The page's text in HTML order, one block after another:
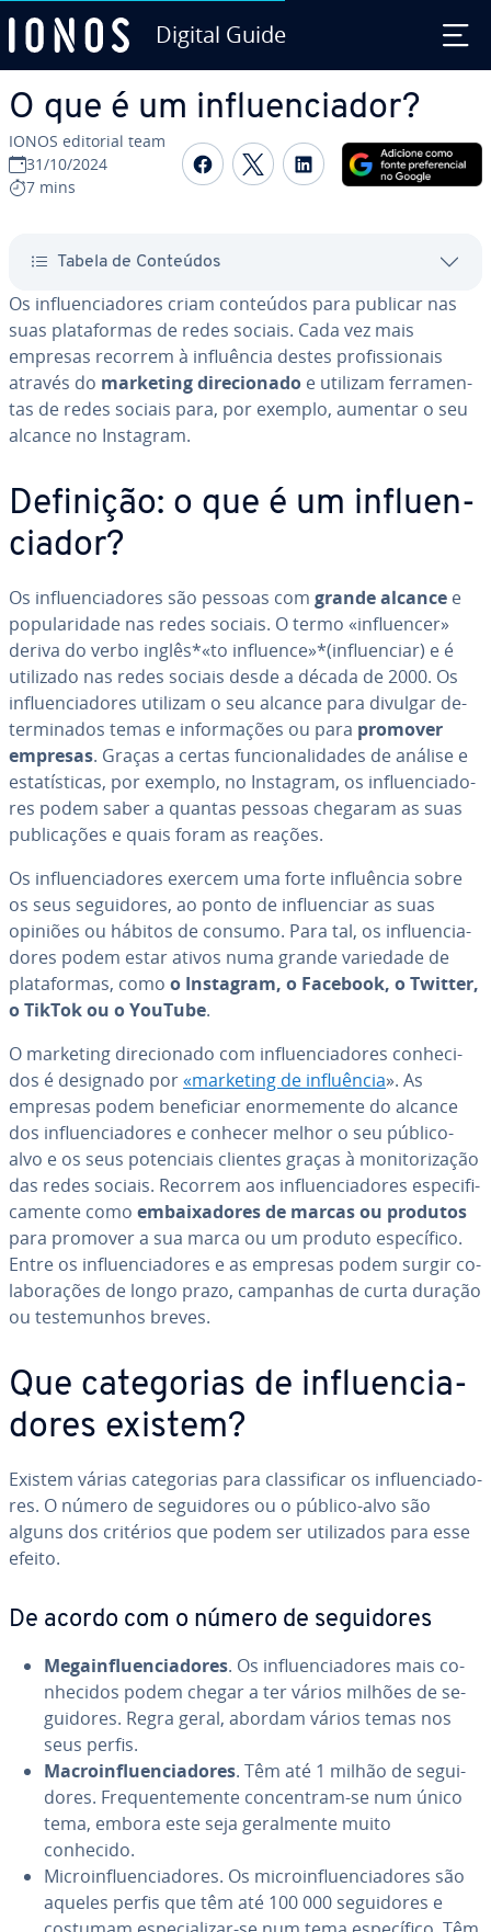
Digital Guide
O que é um in­flu­en­ci­a­dor?
IONOS editorial team
31/10/2024
7 mins
Com­par­ti­lhar no
Com­par­ti­lhar no
Com­par­ti­lhar
Tabela de Conteúdos
Os in­flu­en­ci­a­do­res criam conteúdos para publicar nas
suas pla­ta­for­mas de redes sociais. Cada vez mais
empresas recorrem à in­fluên­cia destes pro­fis­si­o­nais
através do marketing di­re­ci­o­nado e utilizam fer­ra­men­
tas de redes sociais para, por exemplo, aumentar o seu
alcance no Instagram.
Definição: o que é um in­flu­en­
ci­a­dor?
Os in­flu­en­ci­a­do­res são pessoas com grande alcance e
po­pu­la­ri­dade nas redes sociais. O termo «in­flu­en­cer»
deriva do verbo inglês*«to influence»*(in­flu­en­ciar) e é
utilizado nas redes sociais desde a década de 2000. Os
in­flu­en­ci­a­do­res utilizam o seu alcance para divulgar de­
ter­mi­na­dos temas e in­for­ma­ções ou para promover
empresas. Graças a certas fun­ci­o­na­li­da­des de análise e
es­ta­tís­ti­cas, por exemplo, no Instagram, os in­flu­en­ci­a­do­
res podem saber a quantas pessoas chegaram as suas
pu­bli­ca­ções e quais foram as reações.
Os in­flu­en­ci­a­do­res exercem uma forte in­fluên­cia sobre
os seus se­gui­do­res, ao ponto de in­flu­en­ciar as suas
opiniões ou hábitos de consumo. Para tal, os in­flu­en­ci­a­
do­res podem estar ativos numa grande variedade de
pla­ta­for­mas, como o Instagram, o Facebook, o Twitter,
o TikTok ou o YouTube.
O marketing di­re­ci­o­nado com in­flu­en­ci­a­do­res co­nhe­ci­
dos é designado por«marketing de in­fluên­cia». As
empresas podem be­ne­fi­ciar enor­me­mente do alcance
dos in­flu­en­ci­a­do­res e conhecer melhor o seu público-
alvo e os seus po­ten­ci­ais clientes graças à mo­ni­to­ri­za­ção
das redes sociais. Recorrem aos in­flu­en­ci­a­do­res es­pe­ci­fi­
ca­mente como em­bai­xa­do­res de marcasou produtos
para promover a sua marca ou um produto es­pe­cí­fico.
Entre os in­flu­en­ci­a­do­res e as empresas podem surgir co­
la­bo­ra­ções de longo prazo, campanhas de curta duração
ou tes­te­mu­nhos breves.
Que ca­te­go­rias de in­flu­en­ci­a­
do­res existem?
Existem várias ca­te­go­rias para clas­si­fi­car os in­flu­en­ci­a­do­
res. O número de se­gui­do­res ou o público-alvo são
alguns dos critérios que podem ser uti­li­za­dos para esse
efeito.
De acordo com o número de se­gui­do­res
Me­gain­flu­en­ci­a­do­res. Os in­flu­en­ci­a­do­res mais co­
nhe­ci­dos podem chegar a ter vários milhões de se­
gui­do­res. Regra geral, abordam vários temas nos
seus perfis.
Ma­croin­flu­en­ci­a­do­res. Têm até 1 milhão de se­gui­
do­res. Fre­quen­te­mente con­cen­tram-se num único
tema, embora este seja ge­ral­mente muito
conhecido.
Mi­croin­flu­en­ci­a­do­res. Os mi­croin­flu­en­ci­a­do­res são
aqueles perfis que têm até 100 000 se­gui­do­res e